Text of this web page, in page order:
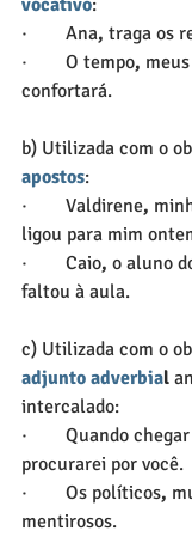
vocativo:
·        Ana, traga os
·        O tempo,
confortará.
b) Utilizada com o
apostos:
·        Valdirene,
ligou para mim
·        Caio, o aluno
faltou à aula.
c) Utilizada com o
adjunto adverbial
intercalado:
·        Quando
procurarei por você.
·        Os políticos,
mentirosos.